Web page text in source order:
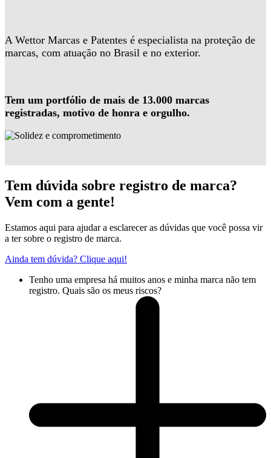
A Wettor Marcas e Patentes é especialista na proteção de
marcas, com atuação no Brasil e no exterior.
Tem um portfólio de mais de 13.000 marcas
registradas, motivo de honra e orgulho.
Tem dúvida sobre registro de marca?
Vem com a gente!
Estamos aqui para ajudar a esclarecer as dúvidas que você possa vir
a ter sobre o registro de marca.
Ainda tem dúvida? Clique aqui!
Tenho uma empresa há muitos anos e minha marca não tem
registro. Quais são os meus riscos?